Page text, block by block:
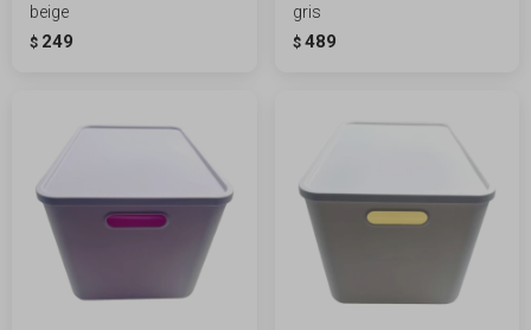
beige
$ 249
gris
$ 489